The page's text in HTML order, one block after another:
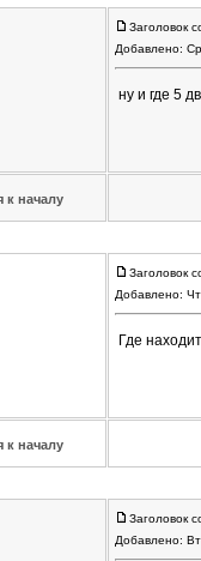
Заголовок
Добавлено:
ну и где 5
к началу
Заголовок
Добавлено:
Где
к началу
Заголовок
Добавлено: